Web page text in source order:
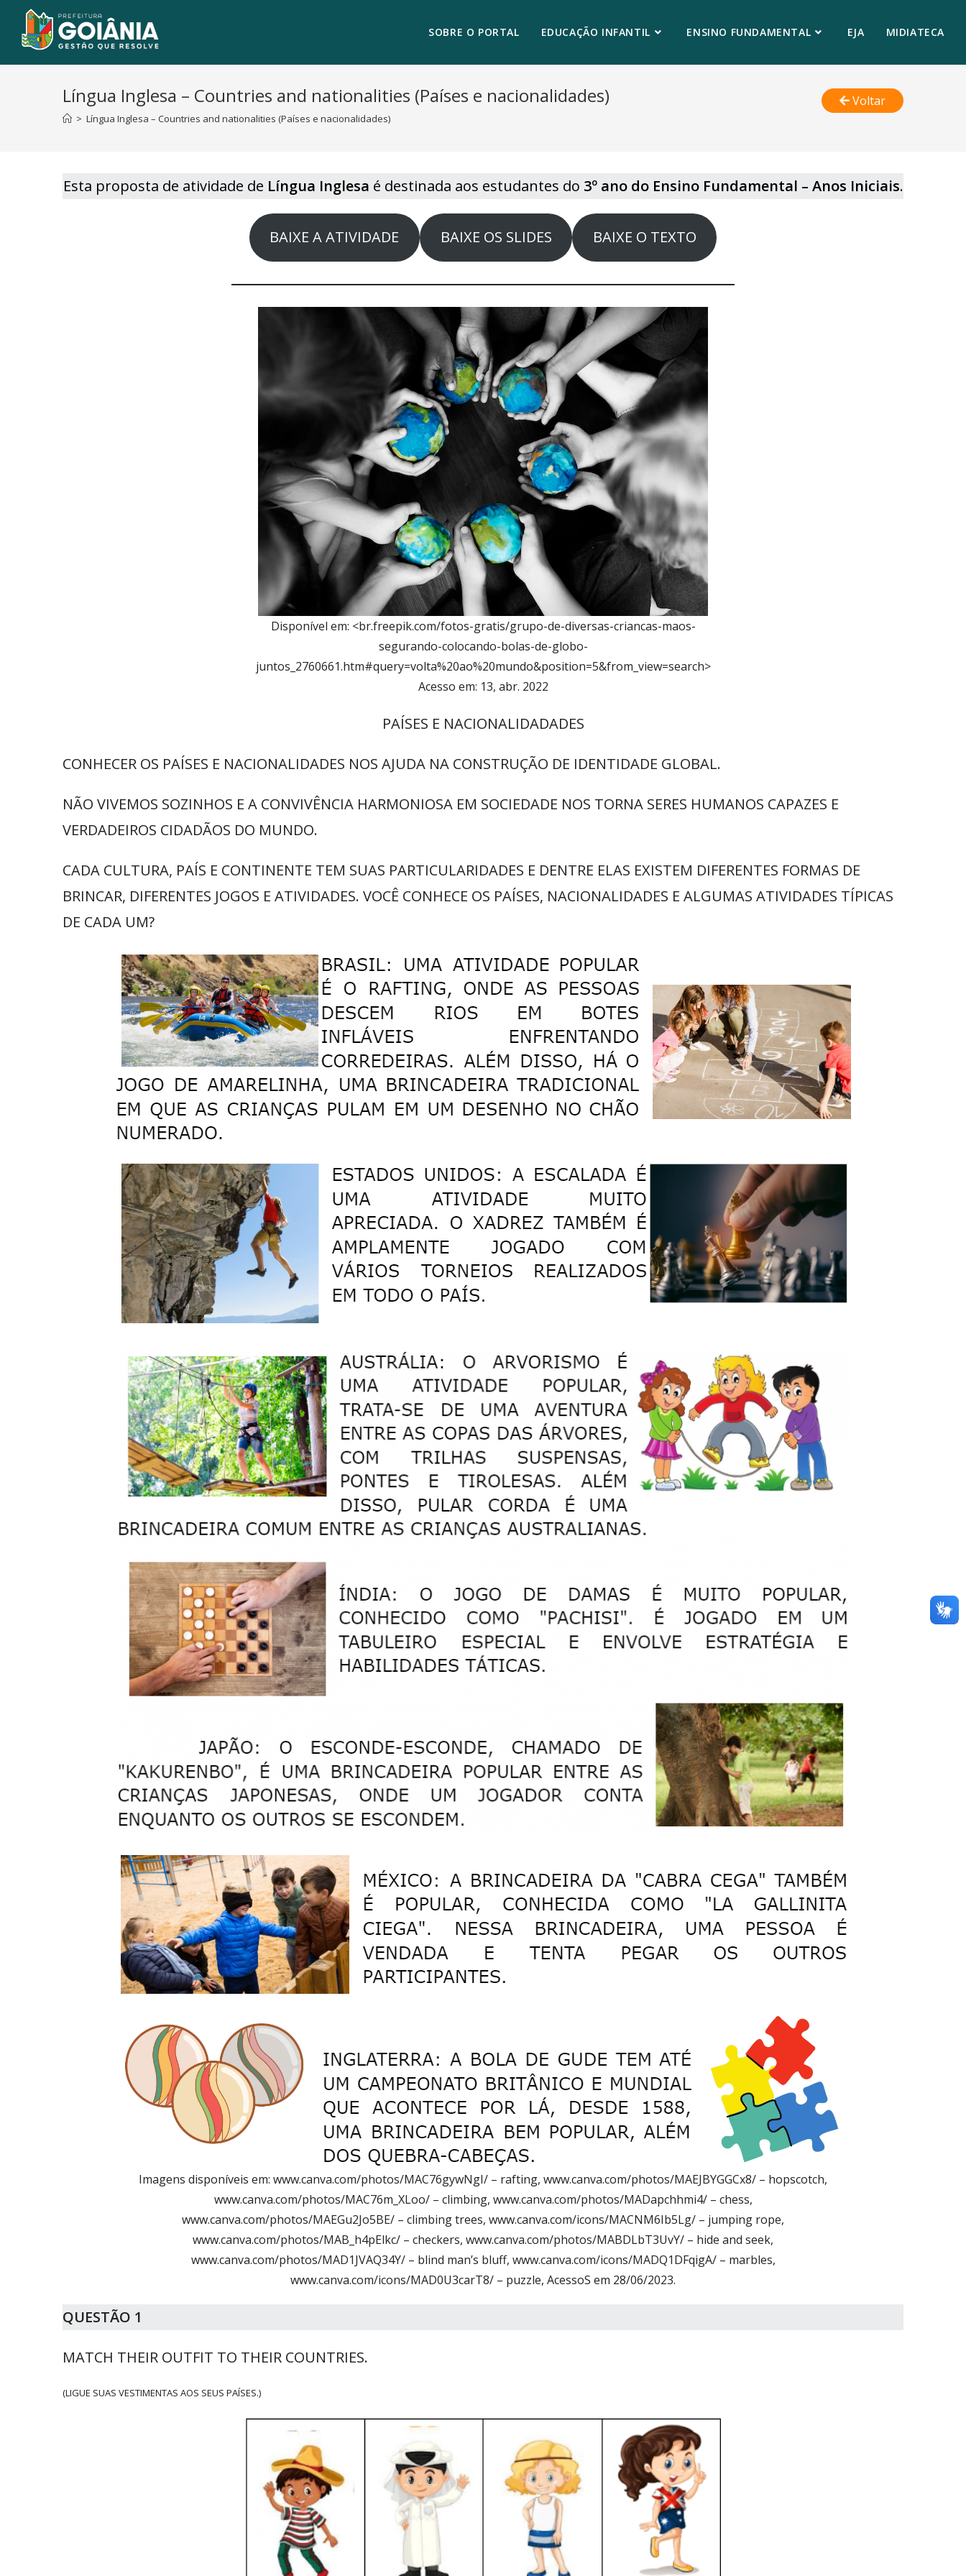
SOBRE O PORTAL EDUCAÇÃO INFANTIL ENSINO FUNDAMENTAL EJA MIDIATECA
Língua Inglesa – Countries and nationalities (Países e nacionalidades)
> Língua Inglesa – Countries and nationalities (Países e nacionalidades)
Voltar
Esta proposta de atividade de Língua Inglesa é destinada aos estudantes do 3º ano do Ensino Fundamental – Anos Iniciais.
BAIXE A ATIVIDADE BAIXE OS SLIDES BAIXE O TEXTO
Disponível em: <br.freepik.com/fotos-gratis/grupo-de-diversas-criancas-maos-
segurando-colocando-bolas-de-globo-
juntos_2760661.htm#query=volta%20ao%20mundo&position=5&from_view=search>
Acesso em: 13, abr. 2022
PAÍSES E NACIONALIDADADES
CONHECER OS PAÍSES E NACIONALIDADES NOS AJUDA NA CONSTRUÇÃO DE IDENTIDADE GLOBAL.
NÃO VIVEMOS SOZINHOS E A CONVIVÊNCIA HARMONIOSA EM SOCIEDADE NOS TORNA SERES HUMANOS CAPAZES E
VERDADEIROS CIDADÃOS DO MUNDO.
CADA CULTURA, PAÍS E CONTINENTE TEM SUAS PARTICULARIDADES E DENTRE ELAS EXISTEM DIFERENTES FORMAS DE
BRINCAR, DIFERENTES JOGOS E ATIVIDADES. VOCÊ CONHECE OS PAÍSES, NACIONALIDADES E ALGUMAS ATIVIDADES TÍPICAS
DE CADA UM?
Imagens disponíveis em: www.canva.com/photos/MAC76gywNgI/ – rafting, www.canva.com/photos/MAEJBYGGCx8/ – hopscotch,
www.canva.com/photos/MAC76m_XLoo/ – climbing, www.canva.com/photos/MADapchhmi4/ – chess,
www.canva.com/photos/MAEGu2Jo5BE/ – climbing trees, www.canva.com/icons/MACNM6Ib5Lg/ – jumping rope,
www.canva.com/photos/MAB_h4pElkc/ – checkers, www.canva.com/photos/MABDLbT3UvY/ – hide and seek,
www.canva.com/photos/MAD1JVAQ34Y/ – blind man’s bluff, www.canva.com/icons/MADQ1DFqigA/ – marbles,
www.canva.com/icons/MAD0U3carT8/ – puzzle, AcessoS em 28/06/2023.
QUESTÃO 1
MATCH THEIR OUTFIT TO THEIR COUNTRIES.
(LIGUE SUAS VESTIMENTAS AOS SEUS PAÍSES.)